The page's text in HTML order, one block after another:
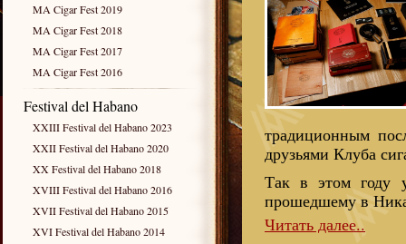
MA Cigar Fest 2019
MA Cigar Fest 2018
MA Cigar Fest 2017
MA Cigar Fest 2016
Festival del Habano
XXIII Festival del Habano 2023
XXII Festival del Habano 2020
XX Festival del Habano 2018
XVIII Festival del Habano 2016
XVII Festival del Habano 2015
XVI Festival del Habano 2014
традиционным
друзьями Клуба
Так в этом году
прошедшему в
Читать далее..